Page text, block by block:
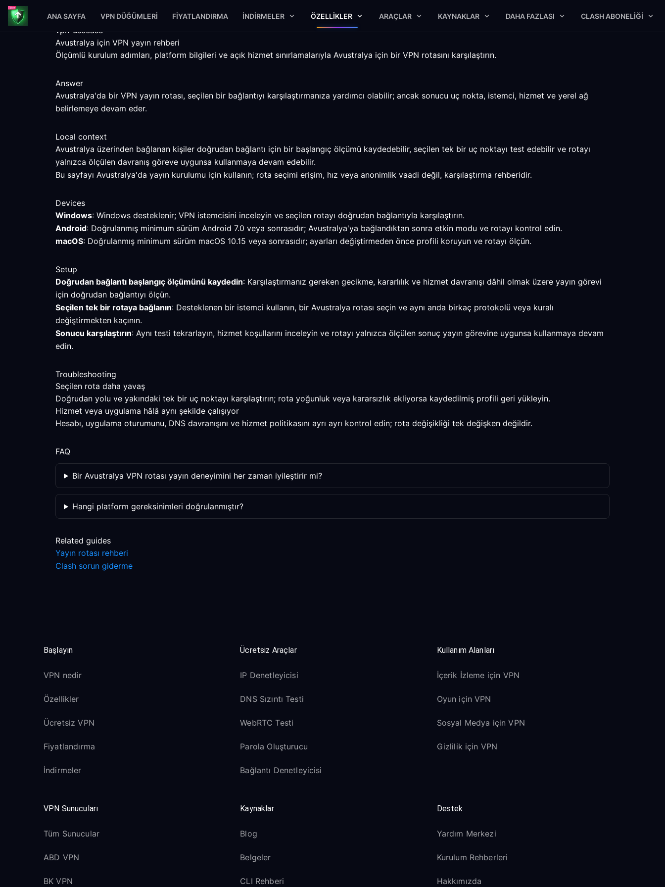
ANA SAYFA VPN DÜĞÜMLERI FIYATLANDIRMA İNDIRMELER ÖZELLIKLER ARAÇLAR KAYNAKLAR DAHA FAZLASI CLASH ABONELIĞI
vpn-usecase
Avustralya için VPN yayın rehberi
Ölçümlü kurulum adımları, platform bilgileri ve açık hizmet sınırlamalarıyla Avustralya için bir VPN rotasını karşılaştırın.
Answer
Avustralya'da bir VPN yayın rotası, seçilen bir bağlantıyı karşılaştırmanıza yardımcı olabilir; ancak sonucu uç nokta, istemci, hizmet ve yerel ağ
belirlemeye devam eder.
Local context
Avustralya üzerinden bağlanan kişiler doğrudan bağlantı için bir başlangıç ölçümü kaydedebilir, seçilen tek bir uç noktayı test edebilir ve rotayı
yalnızca ölçülen davranış göreve uygunsa kullanmaya devam edebilir.
Bu sayfayı Avustralya'da yayın kurulumu için kullanın; rota seçimi erişim, hız veya anonimlik vaadi değil, karşılaştırma rehberidir.
Devices
Windows: Windows desteklenir; VPN istemcisini inceleyin ve seçilen rotayı doğrudan bağlantıyla karşılaştırın.
Android: Doğrulanmış minimum sürüm Android 7.0 veya sonrasıdır; Avustralya'ya bağlandıktan sonra etkin modu ve rotayı kontrol edin.
macOS: Doğrulanmış minimum sürüm macOS 10.15 veya sonrasıdır; ayarları değiştirmeden önce profili koruyun ve rotayı ölçün.
Setup
Doğrudan bağlantı başlangıç ölçümünü kaydedin: Karşılaştırmanız gereken gecikme, kararlılık ve hizmet davranışı dâhil olmak üzere yayın görevi
için doğrudan bağlantıyı ölçün.
Seçilen tek bir rotaya bağlanın: Desteklenen bir istemci kullanın, bir Avustralya rotası seçin ve aynı anda birkaç protokolü veya kuralı
değiştirmekten kaçının.
Sonucu karşılaştırın: Aynı testi tekrarlayın, hizmet koşullarını inceleyin ve rotayı yalnızca ölçülen sonuç yayın görevine uygunsa kullanmaya devam
edin.
Troubleshooting
Seçilen rota daha yavaş
Doğrudan yolu ve yakındaki tek bir uç noktayı karşılaştırın; rota yoğunluk veya kararsızlık ekliyorsa kaydedilmiş profili geri yükleyin.
Hizmet veya uygulama hâlâ aynı şekilde çalışıyor
Hesabı, uygulama oturumunu, DNS davranışını ve hizmet politikasını ayrı ayrı kontrol edin; rota değişikliği tek değişken değildir.
FAQ
Bir Avustralya VPN rotası yayın deneyimini her zaman iyileştirir mi?
Hangi platform gereksinimleri doğrulanmıştır?
Related guides
Yayın rotası rehberi
Clash sorun giderme
Başlayın
VPN nedir
Özellikler
Ücretsiz VPN
Fiyatlandırma
İndirmeler
Ücretsiz Araçlar
IP Denetleyicisi
DNS Sızıntı Testi
WebRTC Testi
Parola Oluşturucu
Bağlantı Denetleyicisi
Kullanım Alanları
İçerik İzleme için VPN
Oyun için VPN
Sosyal Medya için VPN
Gizlilik için VPN
VPN Sunucuları
Tüm Sunucular
ABD VPN
BK VPN
Kaynaklar
Blog
Belgeler
CLI Rehberi
Destek
Yardım Merkezi
Kurulum Rehberleri
Hakkımızda